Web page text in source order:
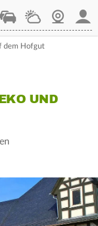
StaupilotWetterWebcam
dem Hofgut
UND